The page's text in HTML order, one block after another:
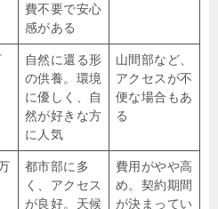
費不要で安心
感がある
自然に還る形
の供養。環境
に優しく、自
然が好きな方
に人気
山間部など、
アクセスが不
便な場合もあ
る
都市部に多
く、アクセス
が良好。天候
費用がやや高
め。契約期間
が決まってい